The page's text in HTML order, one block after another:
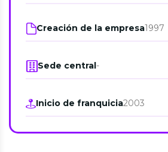
Creación de la empresa1997
Sede central-
Inicio de franquicia2003